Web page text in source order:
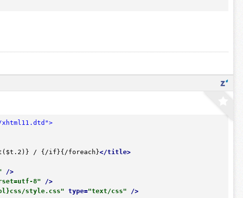
xhtml11.dtd">
/ {/if}{/foreach}</title>
/>
8" />
style.css" type="text/css" />